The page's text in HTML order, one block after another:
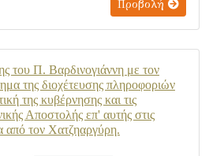
Προβολή
του Π. Βαρδινογιάννη με τον
της διοχέτευσης πληροφοριών
της κυβέρνησης και τις
Αποστολής επ' αυτής στις
από τον Χατζηαργύρη.